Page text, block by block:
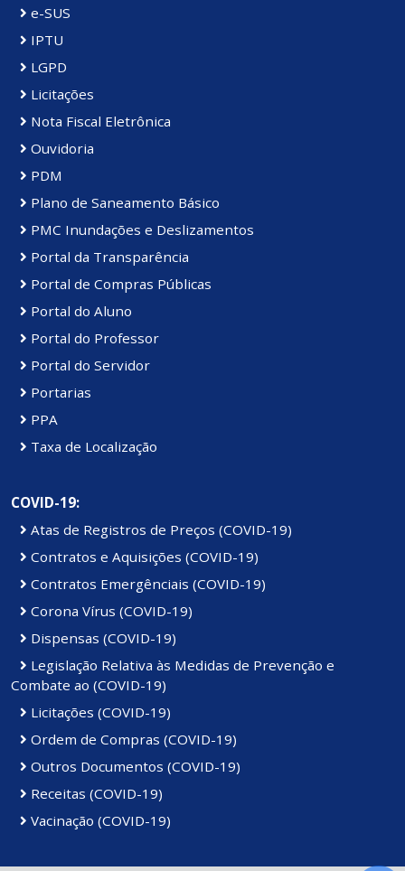
e-SUS
IPTU
LGPD
Licitações
Nota Fiscal Eletrônica
Ouvidoria
PDM
Plano de Saneamento Básico
PMC Inundações e Deslizamentos
Portal da Transparência
Portal de Compras Públicas
Portal do Aluno
Portal do Professor
Portal do Servidor
Portarias
PPA
Taxa de Localização
COVID-19:
Atas de Registros de Preços (COVID-19)
Contratos e Aquisições (COVID-19)
Contratos Emergênciais (COVID-19)
Corona Vírus (COVID-19)
Dispensas (COVID-19)
Legislação Relativa às Medidas de Prevenção e
Combate ao (COVID-19)
Licitações (COVID-19)
Ordem de Compras (COVID-19)
Outros Documentos (COVID-19)
Receitas (COVID-19)
Vacinação (COVID-19)